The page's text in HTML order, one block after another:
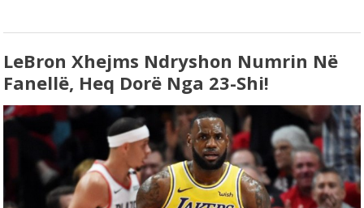
LeBron Xhejms Ndryshon Numrin Në
Fanellë, Heq Dorë Nga 23-Shi!